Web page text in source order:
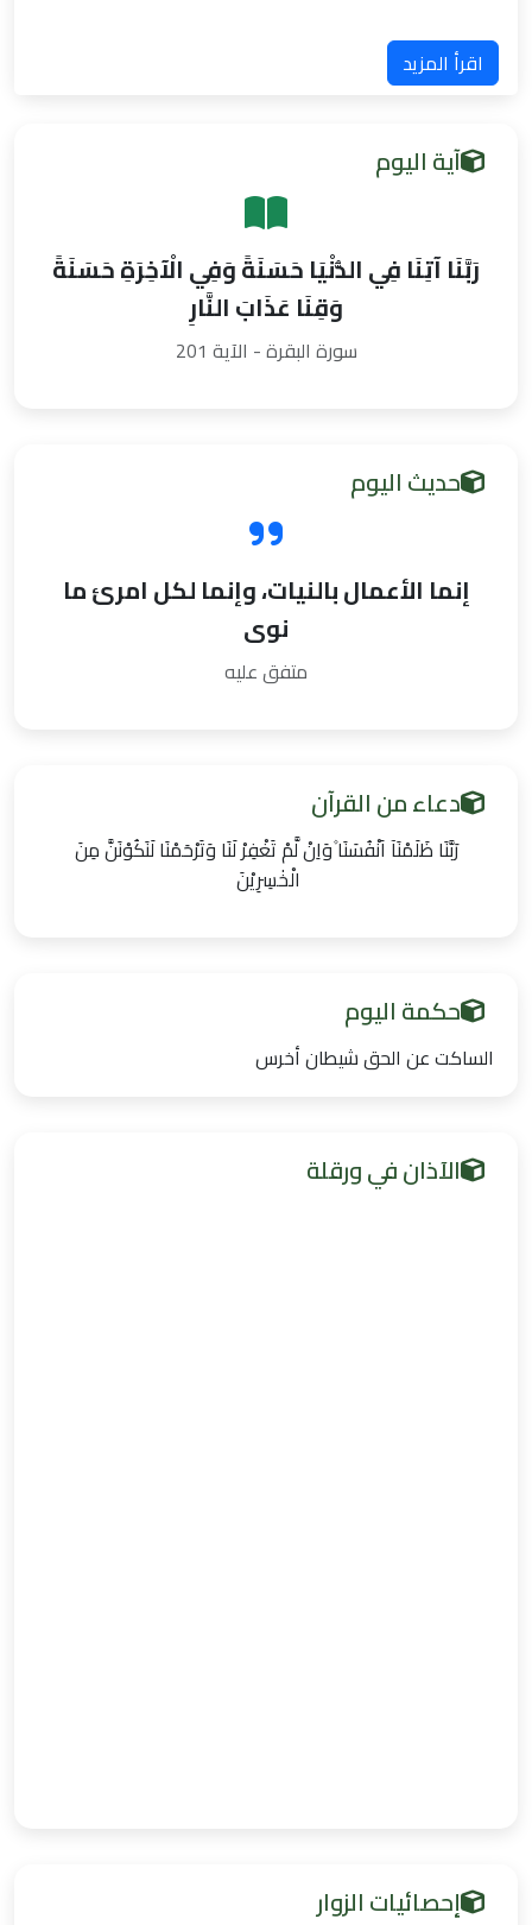
اقرأ المزيد
آية اليوم
رَبَّنَا آتِنَا فِي الدُّنْيَا حَسَنَةً وَفِي الْآخِرَةِ حَسَنَةً
وَقِنَا عَذَابَ النَّارِ
سورة البقرة - الآية 201
حديث اليوم
إنما الأعمال بالنيات، وإنما لكل امرئ ما
نوى
متفق عليه
دعاء من القرآن
رَبَّنَا ظَلَمْنَآ اَنْفُسَنَا ۫وَاِنْ لَّمْ تَغْفِرْ لَنَا وَتَرْحَمْنَا لَنَكُوْنَنَّ مِنَ
الْخٰسِرِيْنَ
حكمة اليوم
الساكت عن الحق شيطان أخرس
الآذان في ورقلة
إحصائيات الزوار